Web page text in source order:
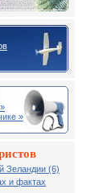
»
Зеландии (6)
и фактах